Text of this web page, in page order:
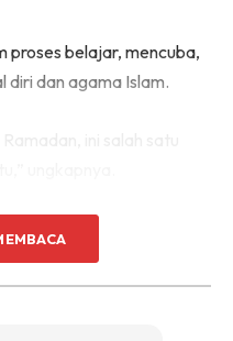
proses belajar, mencuba,
diri dan agama Islam.